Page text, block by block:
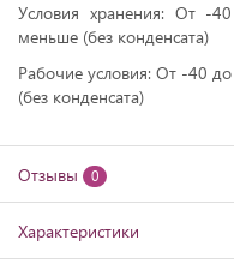
Условия хранения: От -
меньше (без конденсата)
Рабочие условия: От -40
(без конденсата)
Отзывы 0
Характеристики